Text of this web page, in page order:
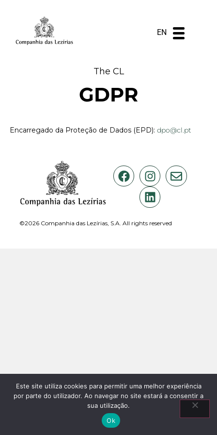
EN
The CL
GDPR
Encarregado da Proteção de Dados (EPD): dpo@cl.pt
©2026 Companhia das Lezírias, S.A. All rights reserved
Este site utiliza cookies para permitir uma melhor experiência
por parte do utilizador. Ao navegar no site estará a consentir a
sua utilização.
Ok